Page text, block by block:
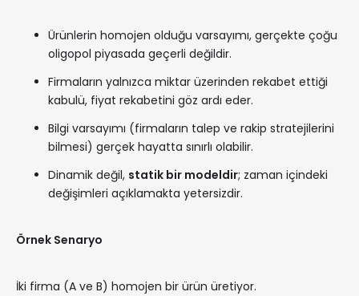
Ürünlerin homojen olduğu varsayımı, gerçekte çoğu
oligopol piyasada geçerli değildir.
Firmaların yalnızca miktar üzerinden rekabet ettiği
kabulü, fiyat rekabetini göz ardı eder.
Bilgi varsayımı (firmaların talep ve rakip stratejilerini
bilmesi) gerçek hayatta sınırlı olabilir.
Dinamik değil, statik bir modeldir; zaman içindeki
değişimleri açıklamakta yetersizdir.
Örnek Senaryo
İki firma (A ve B) homojen bir ürün üretiyor.